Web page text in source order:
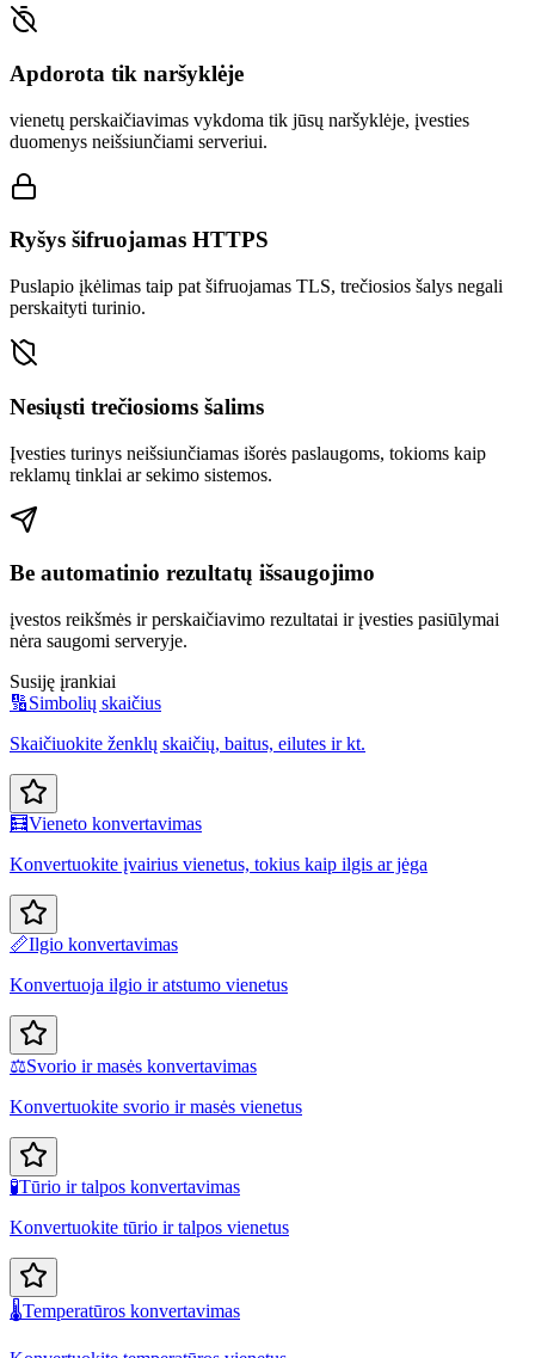
Apdorota tik naršyklėje
vienetų perskaičiavimas vykdoma tik jūsų naršyklėje, įvesties
duomenys neišsiunčiami serveriui.
Ryšys šifruojamas HTTPS
Puslapio įkėlimas taip pat šifruojamas TLS, trečiosios šalys negali
perskaityti turinio.
Nesiųsti trečiosioms šalims
Įvesties turinys neišsiunčiamas išorės paslaugoms, tokioms kaip
reklamų tinklai ar sekimo sistemos.
Be automatinio rezultatų išsaugojimo
įvestos reikšmės ir perskaičiavimo rezultatai ir įvesties pasiūlymai
nėra saugomi serveryje.
Susiję įrankiai
🔢Simbolių skaičius
Skaičiuokite ženklų skaičių, baitus, eilutes ir kt.
🧮Vieneto konvertavimas
Konvertuokite įvairius vienetus, tokius kaip ilgis ar jėga
📏Ilgio konvertavimas
Konvertuoja ilgio ir atstumo vienetus
⚖️Svorio ir masės konvertavimas
Konvertuokite svorio ir masės vienetus
🧪Tūrio ir talpos konvertavimas
Konvertuokite tūrio ir talpos vienetus
🌡️Temperatūros konvertavimas